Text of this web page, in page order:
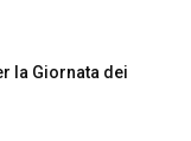
la Giornata dei